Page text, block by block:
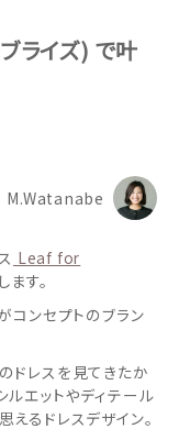
ライズ) で叶
M.Watanabe
Leaf for
す。
コンセプトのブラン
ドレスを見てきたか
エットやディテール
るドレスデザイン。